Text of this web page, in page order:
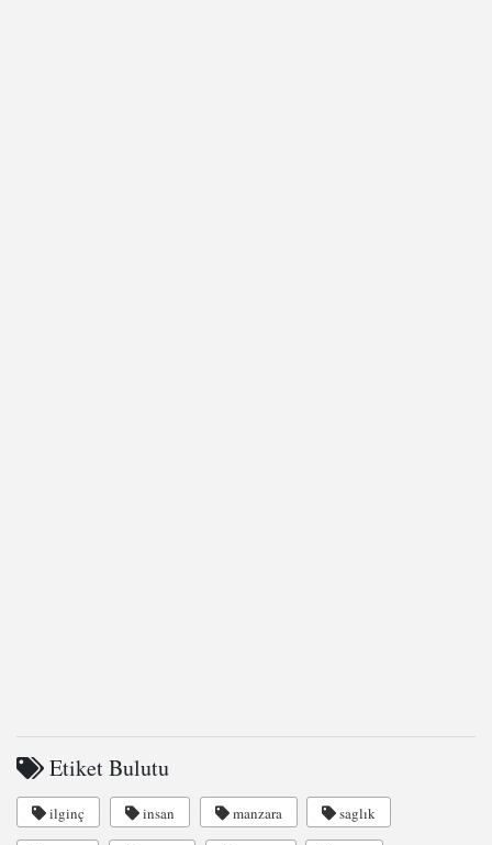
Etiket Bulutu
ilginç insan manzara saglık